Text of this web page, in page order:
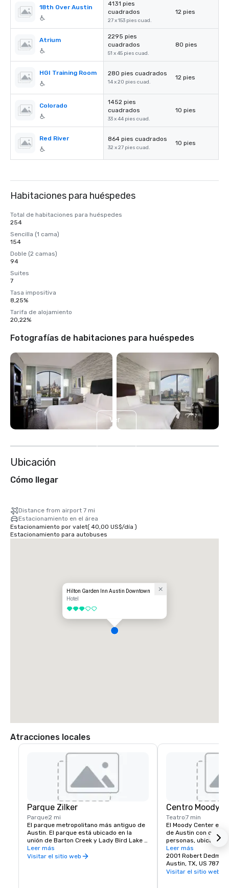
18th Over Austin
4131 pies
cuadrados
27 x 153 pies cuad.
12 pies
Atrium
2295 pies
cuadrados
51 x 45 pies cuad.
80 pies
HGI Training Room 280 pies cuadrados
14 x 20 pies cuad.
12 pies
Colorado
1452 pies
cuadrados
33 x 44 pies cuad.
10 pies
Red River 864 pies cuadrados
32 x 27 pies cuad.
10 pies
Habitaciones para huéspedes
Total de habitaciones para huéspedes
254
Sencilla (1 cama)
154
Doble (2 camas)
94
Suites
7
Tasa impositiva
8,25%
Tarifa de alojamiento
20,22%
Fotografías de habitaciones para huéspedes
Ver
10
Ubicación
Cómo llegar
Distance from airport 7 mi
Estacionamiento en el área
Estacionamiento por valet( 40,00 US$/día )
Estacionamiento para autobuses
Hilton Garden Inn Austin Downtown
Hotel
3 de 5
Atracciones locales
Parque Zilker
Parque2 mi
El parque metropolitano más antiguo de
Austin. El parque está ubicado en la
unión de Barton Creek y Lady Bird Lake y
comprende más de 350 acres de tierra
de propiedad pública. El parque sirve
Leer más
Visitar el sitio web
Centro Moody
Teatro7 min
El Moody Center es
de Austin con
personas, ubicado
Universidad de
2022, este moderno
de 150 eventos al
conciertos,
Leer más
2001 Robert Dedman
Austin, TX, US 78712
Visitar el sitio web